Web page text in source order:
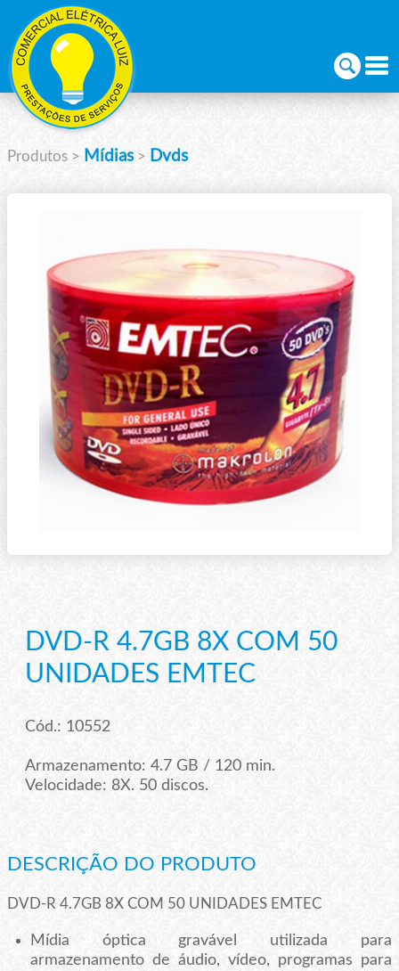
Produtos> Mídias> Dvds
DVD-R 4.7GB 8X COM 50
UNIDADES EMTEC
Cód.: 10552
Armazenamento: 4.7 GB / 120 min.
Velocidade: 8X. 50 discos.
DESCRIÇÃO DO PRODUTO
DVD-R 4.7GB 8X COM 50 UNIDADES EMTEC
Mídia óptica gravável utilizada para
armazenamento de áudio, vídeo, programas para